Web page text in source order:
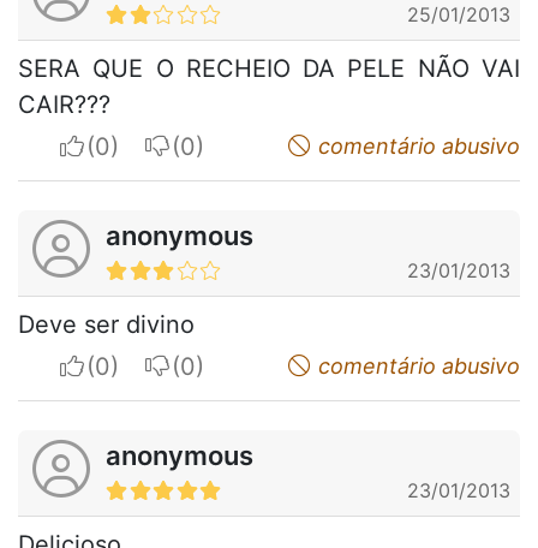
25/01/2013
SERA QUE O RECHEIO DA PELE NÃO VAI
CAIR???
I apreciateI do not appreciatecomentário abusivo
anonymous
23/01/2013
Deve ser divino
I apreciateI do not appreciatecomentário abusivo
anonymous
23/01/2013